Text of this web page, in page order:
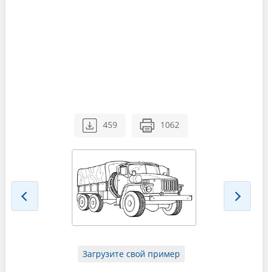
459 1062
Загрузите свой пример